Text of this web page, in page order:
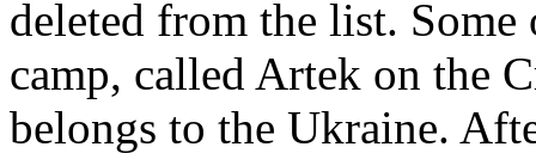
deleted from the list. Some
camp, called Artek on the
belongs to the Ukraine.